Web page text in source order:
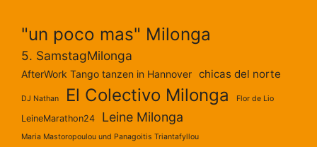
"un poco mas" Milonga
5. SamstagMilonga
AfterWork Tango tanzen in Hannover chicas del norte
DJ Nathan El Colectivo Milonga Flor de Lio
LeineMarathon24 Leine Milonga
Maria Mastoropoulou und Panagoitis Triantafyllou